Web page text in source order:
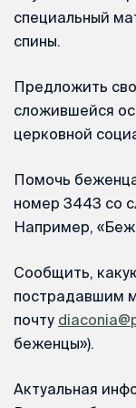
специальный
спины.
Предложить
сложившейся
церковной
Помочь
номер 3443 со
Например,
Сообщить,
пострадавшим
почту
беженцы»).
Актуальная